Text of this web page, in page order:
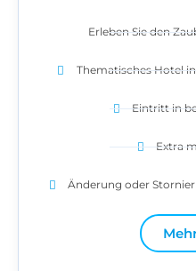
Erleben Sie den
Thematisches Hotel
Eintritt in
Extra
Änderung oder